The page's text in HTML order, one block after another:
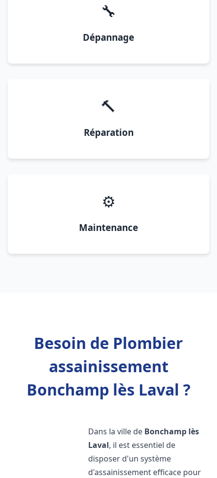
🔧
Dépannage
🔨
Réparation
⚙️
Maintenance
Besoin de Plombier
assainissement
Bonchamp lès Laval ?
Dans la ville de Bonchamp lès
Laval, il est essentiel de
disposer d'un système
d'assainissement efficace pour